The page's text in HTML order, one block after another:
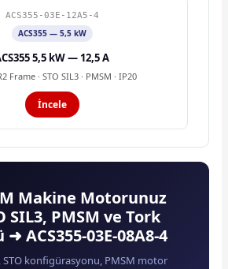
ACS355-03E-12A5-4
ACS355 — 5,5 kW
5,5 kW — 12,5 A
Frame · STO SIL3 · PMSM · IP20
İncele
Makine Motorunuz
SIL3, PMSM ve Tork
ACS355-03E-08A8-4
konfigürasyonu, PMSM motor